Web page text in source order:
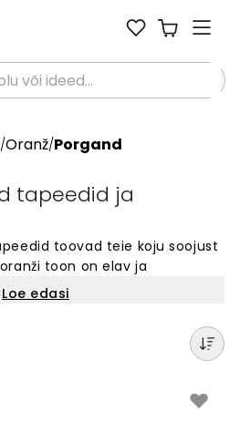
ideed...
/Oranž/Porgand
tapeedid ja
toovad teie koju soojust
toon on elav ja
ruumid kohe päikeselisemaks.
toon sobib
või igasse ruumi, kus
Porgandioranži tapeedid
Loe edasi